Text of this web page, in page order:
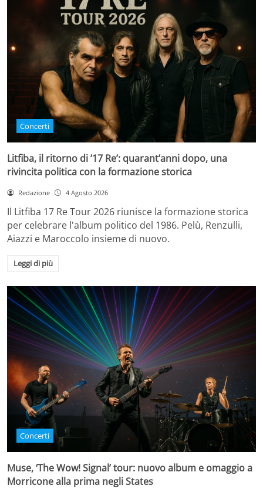
Concerti
Litfiba, il ritorno di ’17 Re’: quarant’anni dopo, una
rivincita politica con la formazione storica
Redazione 4 Agosto 2026
Il Litfiba 17 Re Tour 2026 riunisce la formazione storica
per celebrare l'album politico del 1986. Pelù, Renzulli,
Aiazzi e Maroccolo insieme di nuovo.
Leggi di più
Concerti
Muse, ‘The Wow! Signal’ tour: nuovo album e omaggio a
Morricone alla prima negli States